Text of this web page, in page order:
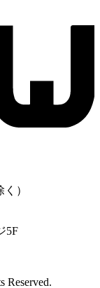
）
5F
Reserved.